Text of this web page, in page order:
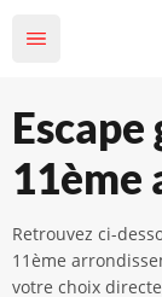
11ème
Retrouvez ci-
11ème
votre choix